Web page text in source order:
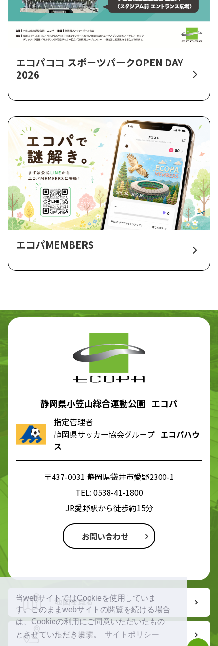
当webサイトではCookieを使用していま
す。このままwebサイトの閲覧を続ける場合
は、Cookieの利用にご同意いただいたもの
とさせていただきます。
サイトポリシー
エコパココ スポーツパークOPEN DAY
2026
エコパMEMBERS
静岡県小笠山総合運動公園 エコパ
指定管理者
静岡県サッカー協会グループ エコパハウ
ス
〒437-0031 静岡県袋井市愛野2300-1
TEL: 0538-41-1800
JR愛野駅から徒歩約15分
お問い合わせ
地図を見る
ルート検索